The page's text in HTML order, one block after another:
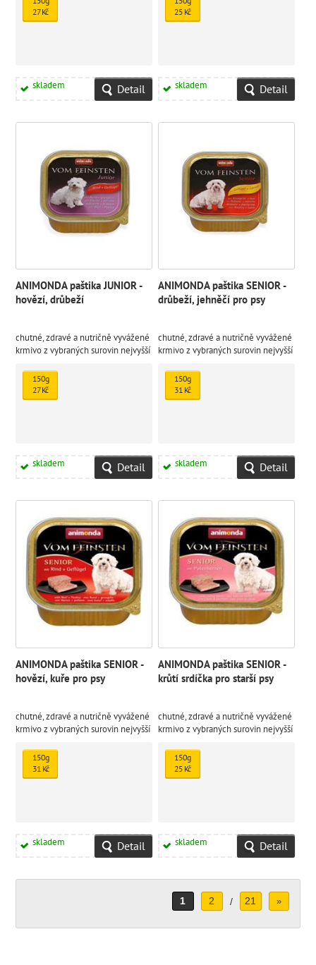
27 Kč
skladem Detail
25 Kč
skladem Detail
ANIMONDA paštika JUNIOR -
hovězí, drůbeží
chutné, zdravé a nutričně vyvážené
krmivo z vybraných surovin nejvyšší
150g
27 Kč
skladem Detail
ANIMONDA paštika SENIOR -
drůbeží, jehněčí pro psy
chutné, zdravé a nutričně vyvážené
krmivo z vybraných surovin nejvyšší
150g
31 Kč
skladem Detail
ANIMONDA paštika SENIOR -
hovězí, kuře pro psy
chutné, zdravé a nutričně vyvážené
krmivo z vybraných surovin nejvyšší
150g
31 Kč
skladem Detail
ANIMONDA paštika SENIOR -
krůtí srdíčka pro starší psy
chutné, zdravé a nutričně vyvážené
krmivo z vybraných surovin nejvyšší
150g
25 Kč
skladem Detail
1 2 / 21 »